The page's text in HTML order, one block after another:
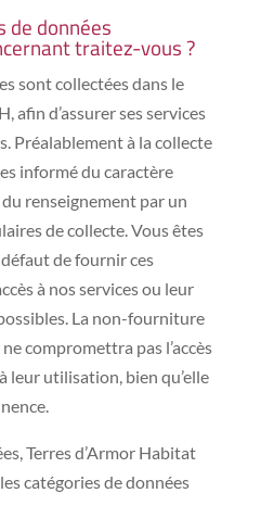
de données
traitez-vous ?
sont collectées dans le
afin d’assurer ses services
Préalablement à la collecte
informé du caractère
renseignement par un
de collecte. Vous êtes
de fournir ces
à nos services ou leur
La non-fourniture
compromettra pas l’accès
leur utilisation, bien qu’elle
Terres d’Armor Habitat
catégories de données